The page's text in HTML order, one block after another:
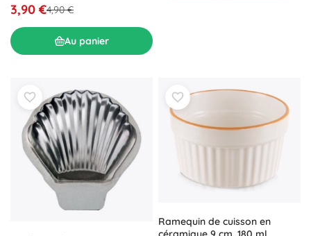
3,90 €4,90 €
Au panier
Ramequin de cuisson en